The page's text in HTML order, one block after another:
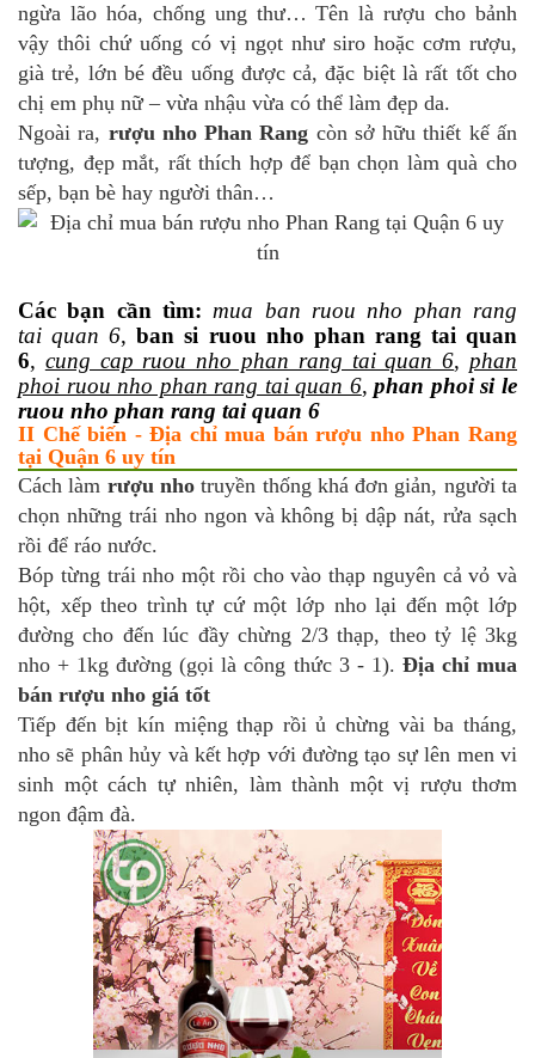
ngừa lão hóa, chống ung thư… Tên là rượu cho bảnh
vậy thôi chứ uống có vị ngọt như siro hoặc cơm rượu,
già trẻ, lớn bé đều uống được cả, đặc biệt là rất tốt cho
chị em phụ nữ – vừa nhậu vừa có thể làm đẹp da.
Ngoài ra, rượu nho Phan Rang còn sở hữu thiết kế ấn
tượng, đẹp mắt, rất thích hợp để bạn chọn làm quà cho
sếp, bạn bè hay người thân…
Các bạn cần tìm: mua ban ruou nho phan rang
tai quan 6,ban si ruou nho phan rang tai quan
6, cung cap ruou nho phan rang tai quan 6,phan
phoi ruou nho phan rang tai quan 6,phan phoi si le
ruou nho phan rang tai quan 6
II Chế biến - Địa chỉ mua bán rượu nho Phan Rang
tại Quận 6 uy tín
Cách làm rượu nhotruyền thống khá đơn giản, người ta
chọn những trái nho ngon và không bị dập nát, rửa sạch
rồi để ráo nước.
Bóp từng trái nho một rồi cho vào thạp nguyên cả vỏ và
hột, xếp theo trình tự cứ một lớp nho lại đến một lớp
đường cho đến lúc đầy chừng 2/3 thạp, theo tỷ lệ 3kg
nho + 1kg đường (gọi là công thức 3 - 1). Địa chỉ mua
bán rượu nho giá tốt
Tiếp đến bịt kín miệng thạp rồi ủ chừng vài ba tháng,
nho sẽ phân hủy và kết hợp với đường tạo sự lên men vi
sinh một cách tự nhiên, làm thành một vị rượu thơm
ngon đậm đà.